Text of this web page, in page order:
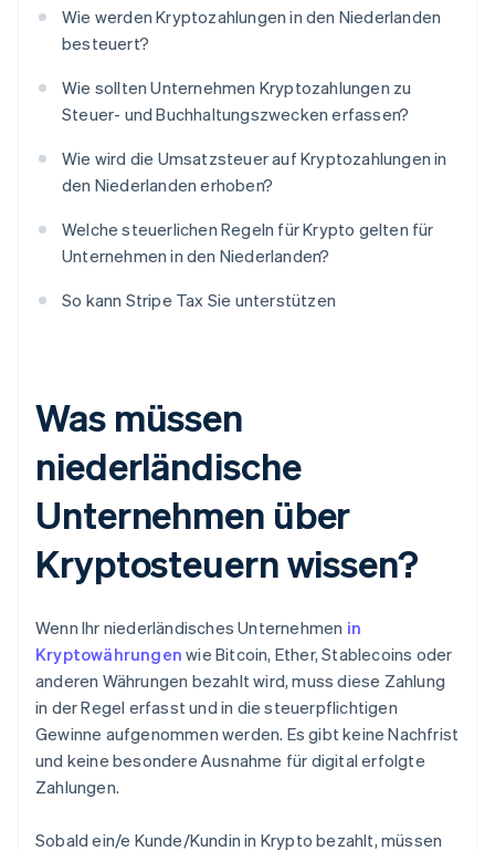
Wie werden Kryptozahlungen in den Niederlanden
besteuert?
Wie sollten Unternehmen Kryptozahlungen zu
Steuer- und Buchhaltungszwecken erfassen?
Wie wird die Umsatzsteuer auf Kryptozahlungen in
den Niederlanden erhoben?
Welche steuerlichen Regeln für Krypto gelten für
Unternehmen in den Niederlanden?
So kann Stripe Tax Sie unterstützen
Was müssen
niederländische
Unternehmen über
Kryptosteuern wissen?
Wenn Ihr niederländisches Unternehmen in
Kryptowährungen wie Bitcoin, Ether, Stablecoins oder
anderen Währungen bezahlt wird, muss diese Zahlung
in der Regel erfasst und in die steuerpflichtigen
Gewinne aufgenommen werden. Es gibt keine Nachfrist
und keine besondere Ausnahme für digital erfolgte
Zahlungen.
Sobald ein/e Kunde/Kundin in Krypto bezahlt, müssen